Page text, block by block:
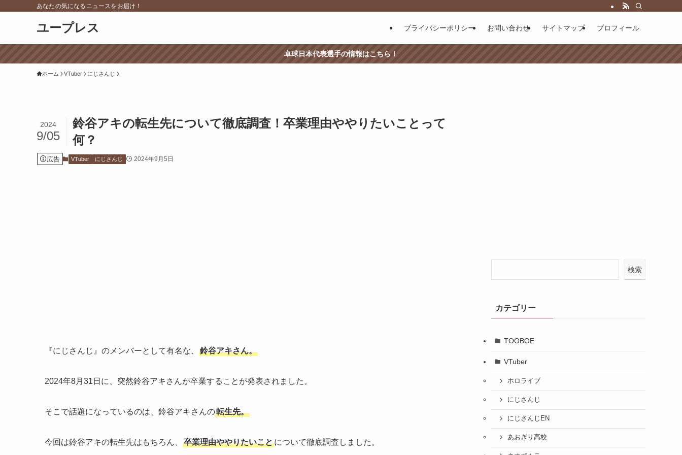
あなたの気になるニュースをお届け！
ユープレス プライバシーポリシー お問い合わせ サイトマップ プロフィール
卓球日本代表選手の情報はこちら！
ホーム VTuber にじさんじ
鈴谷アキの転生先について徹底調査！卒業理由ややりたいことって
何？
2024
9/05
広告 VTuber にじさんじ 2024年9月5日
『にじさんじ』のメンバーとして有名な、 鈴谷アキさん。
2024年8月31日に、突然鈴谷アキさんが卒業することが発表されました。
そこで話題になっているのは、鈴谷アキさんの転生先。
今回は鈴谷アキの転生先はもちろん、 卒業理由ややりたいことについて徹底調査しました。
検索
カテゴリー
TOOBOE
VTuber
ホロライブ
にじさんじ
にじさんじEN
あおぎり高校